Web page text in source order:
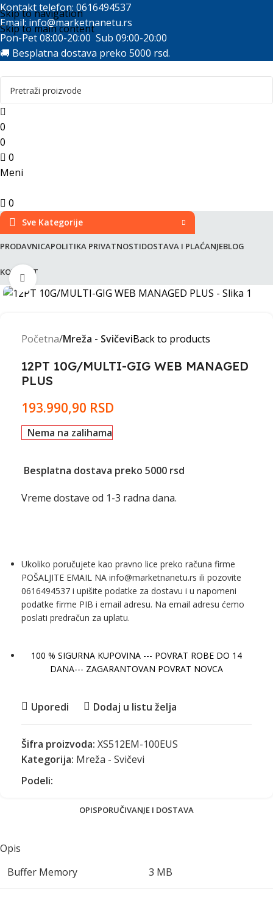
Skip to navigation
Skip to main content
Kontakt telefon: 0616494537
Email: info@marketnanetu.rs
Pon-Pet 08:00-20:00 Sub 09:00-20:00
🚚 Besplatna dostava preko 5000 rsd.
0
0
0
Meni
0
Sve Kategorije
PRODAVNICAPOLITIKA PRIVATNOSTIDOSTAVA I PLAĆANJEBLOG
KONTAKT
Click to enlarge
Početna Mreža - SvičeviBack to products
12PT 10G/MULTI-GIG WEB MANAGED
PLUS
193.990,90 RSD
Nema na zalihama
Besplatna dostava preko 5000 rsd
Vreme dostave od 1-3 radna dana.
Ukoliko poručujete kao pravno lice preko računa firme
POŠALJITE EMAIL NA info@marketnanetu.rs ili pozovite
0616494537 i upišite podatke za dostavu i u napomeni
podatke firme PIB i email adresu. Na email adresu ćemo
poslati predračun za uplatu.
100 % SIGURNA KUPOVINA --- POVRAT ROBE DO 14
DANA--- ZAGARANTOVAN POVRAT NOVCA
Uporedi Dodaj u listu želja
Šifra proizvoda: XS512EM-100EUS
Kategorija: Mreža - Svičevi
Podeli:
OPISPORUČIVANJE I DOSTAVA
Opis
Buffer Memory
3 MB